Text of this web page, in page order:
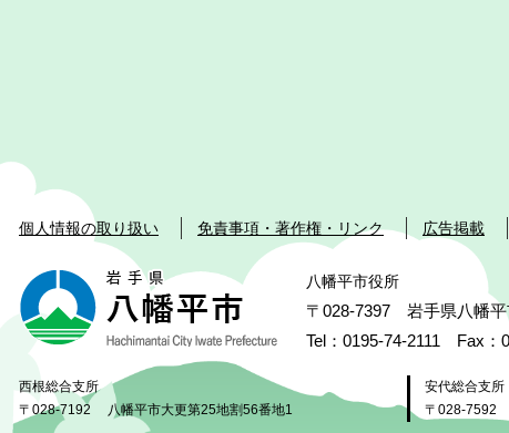
個人情報の取り扱い 免責事項・著作権・リンク 広告掲載
八幡平市役所
〒028-7397 岩手県八幡平
Tel：0195-74-2111 Fax：
西根総合支所
〒028-7192
八幡平市大更第25地割56番地1
安代総合支所
〒028-7592